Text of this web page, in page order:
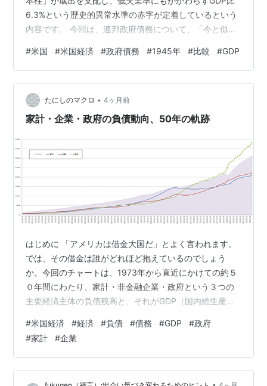
6.3%という歴史的異常水準の赤字が定着しているという
内容です。 今回は、連邦政府債務について、「今と似た
います。 この問いへの答えは、意外なほど明確に存在し
ており、1945年、第二次世界大戦終結直後のアメリカで
す。第二次世界大戦後の1945年とコロナ禍との闘いの
2020年を起点として、比較してみたいと思います。 チャ
ート1：「あの時」と「今」の負債水準は同じだった 連邦
#米国 #米国経済 #政府債務 #1945年 #比較 #GDP
たにしのマクロ • 4ヶ月前
家計・企業・政府の負債動向、50年の軌跡
はじめに 「アメリカは借金大国だ」とよく言われます。
では、その借金は誰がどれほど抱えているのでしょう
か。今回のチャートは、1973年から直近にかけての約５
０年間にわたり、家計・非金融企業・政府という３つの
主要経済主体の負債残高と、それがGDP（国内総生産）
ャート①：負債の絶対額の推移 各経済主体の負債とGDP
第1のチャートでは、GDP（薄紫の面グラフ）を背景に、
家計（青）・企業（赤）・政府（緑）の負債を折れ線で
示しています。 全体を通じて言えることは、3者すべて
#米国経済 #経済 #負債 #債務 #GDP #政府
#家計 #企業